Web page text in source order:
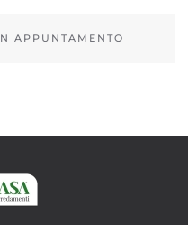
APPUNTAMENTO